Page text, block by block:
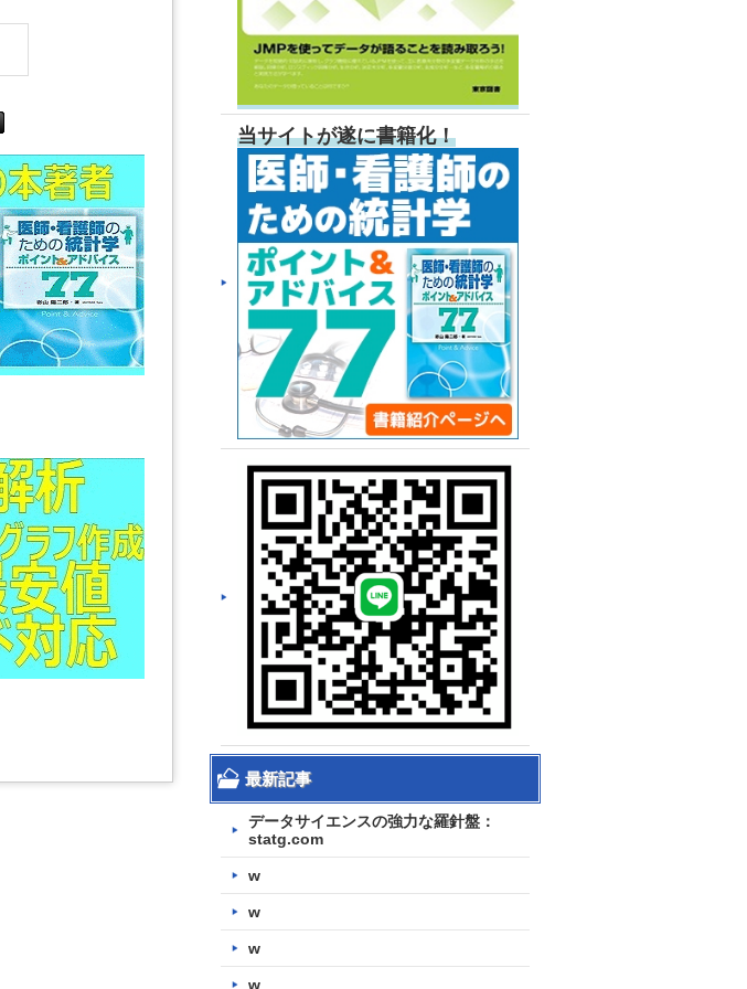
当サイトが遂に書籍化！
最新記事
データサイエンスの強力な羅針盤：
statg.com
w
w
w
w